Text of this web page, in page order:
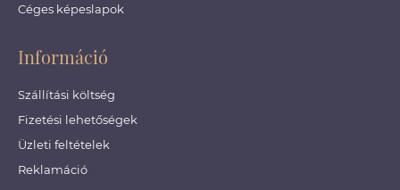
Céges képeslapok
Információ
Szállítási költség
Fizetési lehetőségek
Üzleti feltételek
Reklamáció